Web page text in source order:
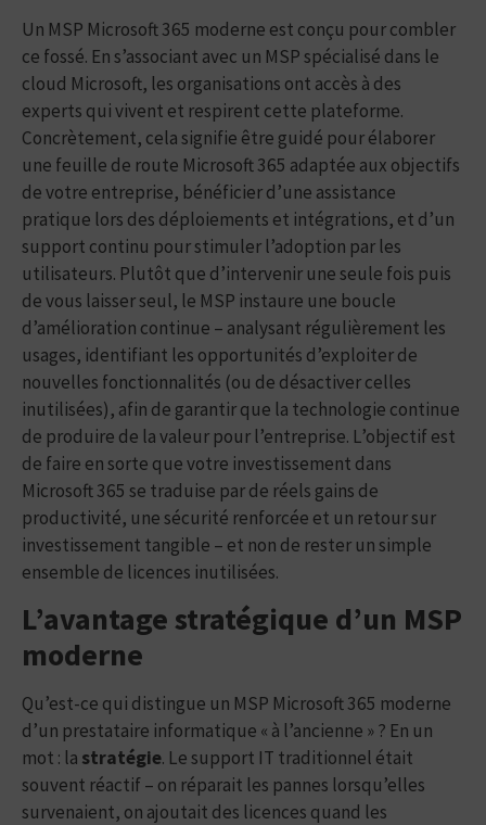
Un MSP Microsoft 365 moderne est conçu pour combler
ce fossé. En s’associant avec un MSP spécialisé dans le
cloud Microsoft, les organisations ont accès à des
experts qui vivent et respirent cette plateforme.
Concrètement, cela signifie être guidé pour élaborer
une feuille de route Microsoft 365 adaptée aux objectifs
de votre entreprise, bénéficier d’une assistance
pratique lors des déploiements et intégrations, et d’un
support continu pour stimuler l’adoption par les
utilisateurs. Plutôt que d’intervenir une seule fois puis
de vous laisser seul, le MSP instaure une boucle
d’amélioration continue – analysant régulièrement les
usages, identifiant les opportunités d’exploiter de
nouvelles fonctionnalités (ou de désactiver celles
inutilisées), afin de garantir que la technologie continue
de produire de la valeur pour l’entreprise. L’objectif est
de faire en sorte que votre investissement dans
Microsoft 365 se traduise par de réels gains de
productivité, une sécurité renforcée et un retour sur
investissement tangible – et non de rester un simple
ensemble de licences inutilisées.
L’avantage stratégique d’un MSP
moderne
Qu’est-ce qui distingue un MSP Microsoft 365 moderne
d’un prestataire informatique « à l’ancienne » ? En un
mot : la stratégie. Le support IT traditionnel était
souvent réactif – on réparait les pannes lorsqu’elles
survenaient, on ajoutait des licences quand les